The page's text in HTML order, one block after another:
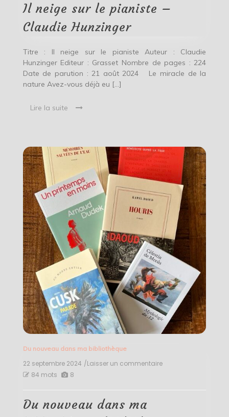
Il neige sur le pianiste –
Claudie Hunzinger
Titre : Il neige sur le pianiste Auteur : Claudie
Hunzinger Editeur : Grasset Nombre de pages : 224
Date de parution : 21 août 2024 Le miracle de la
nature Avez-vous déjà eu […]
Lire la suite
Du nouveau dans ma bibliothèque
22 septembre 2024 /Laisser un commentaireon
84 mots 8
Du nouveau dans ma